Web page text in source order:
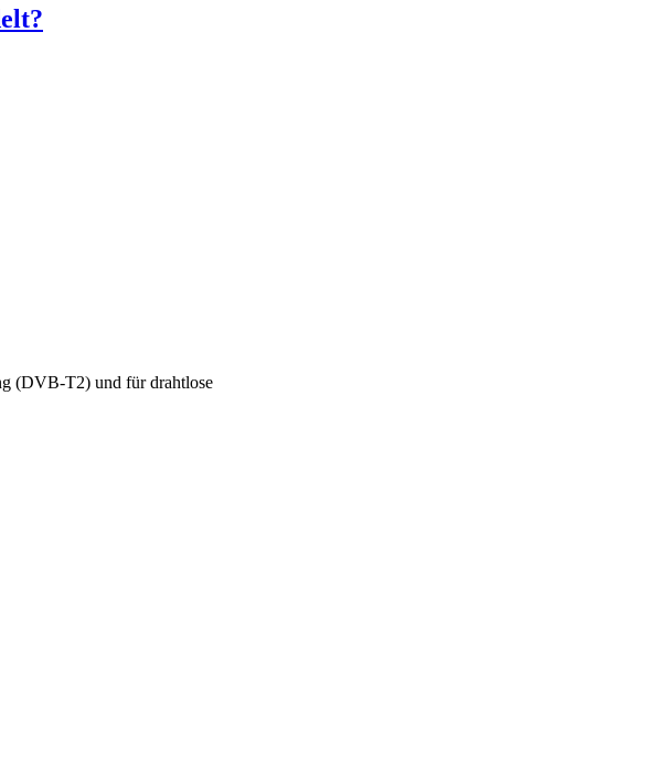
(DVB-T2) und für drahtlose